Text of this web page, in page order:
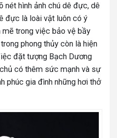
nét hình ảnh chú dê đực, dê
đực là loài vật luôn có ý
trong việc bảo vệ bầy
phong thủy còn là hiện
đặt tượng Bạch Dương
có thêm sức mạnh và sự
phúc gia đình những hơi thở